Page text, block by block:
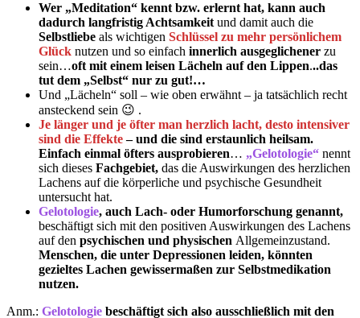
Wer „Meditation“ kennt bzw. erlernt hat, kann auch
dadurch langfristig Achtsamkeit und damit auch die
Selbstliebe als wichtigen Schlüssel zu mehr persönlichem
Glück nutzen und so einfach innerlich ausgeglichener zu
sein…oft mit einem leisen Lächeln auf den Lippen...das
tut dem „Selbst“ nur zu gut!…
Und „Lächeln“ soll – wie oben erwähnt – ja tatsächlich recht
ansteckend sein 😉 .
Je länger und je öfter man herzlich lacht, desto intensiver
sind die Effekte– und die sind erstaunlich heilsam.
Einfach einmal öfters ausprobieren… „Gelotologie“ nennt
sich dieses Fachgebiet, das die Auswirkungen des herzlichen
Lachens auf die körperliche und psychische Gesundheit
untersucht hat.
Gelotologie, auch Lach- oder Humorforschung genannt,
beschäftigt sich mit den positiven Auswirkungen des Lachens
auf den psychischen und physischen Allgemeinzustand.
Menschen, die unter Depressionen leiden, könnten
gezieltes Lachen gewissermaßen zur Selbstmedikation
nutzen.
Anm.: Gelotologie beschäftigt sich also ausschließlich mit den